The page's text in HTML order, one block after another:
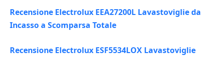
Recensione Electrolux EEA27200L Lavastoviglie da
Incasso a Scomparsa Totale
Recensione Electrolux ESF5534LOX Lavastoviglie